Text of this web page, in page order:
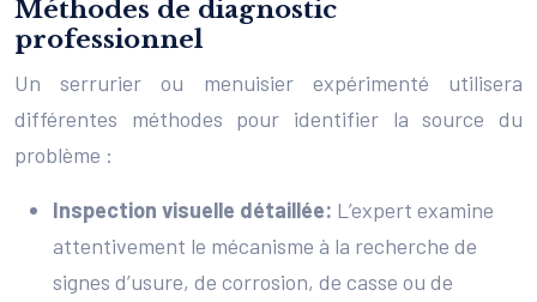
Méthodes de diagnostic
professionnel
Un serrurier ou menuisier expérimenté utilisera
différentes méthodes pour identifier la source du
problème :
Inspection visuelle détaillée: L’expert examine
attentivement le mécanisme à la recherche de
signes d’usure, de corrosion, de casse ou de